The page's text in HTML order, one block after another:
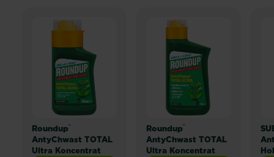
Roundup®
AntyChwast TOTAL
Ultra Koncentrat
Roundup®
AntyChwast TOTAL
Ultra Koncentrat